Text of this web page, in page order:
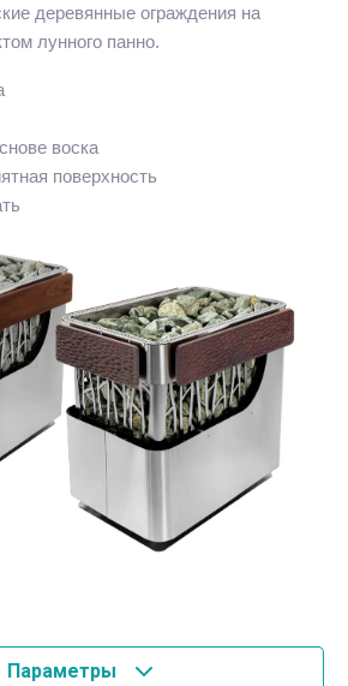
деревянные ограждения на
лунного панно.
воска
поверхность
Параметры